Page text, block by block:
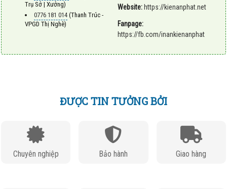
Trụ Sở | Xưởng)
0776 181 014 (Thanh Trúc -
VPGD Thị Nghè)
Website: https://kienanphat.net
Fanpage:
https://fb.com/inankienanphat
ĐƯỢC TIN TƯỞNG BỞI
Chuyên nghiệp Bảo hành Giao hàng